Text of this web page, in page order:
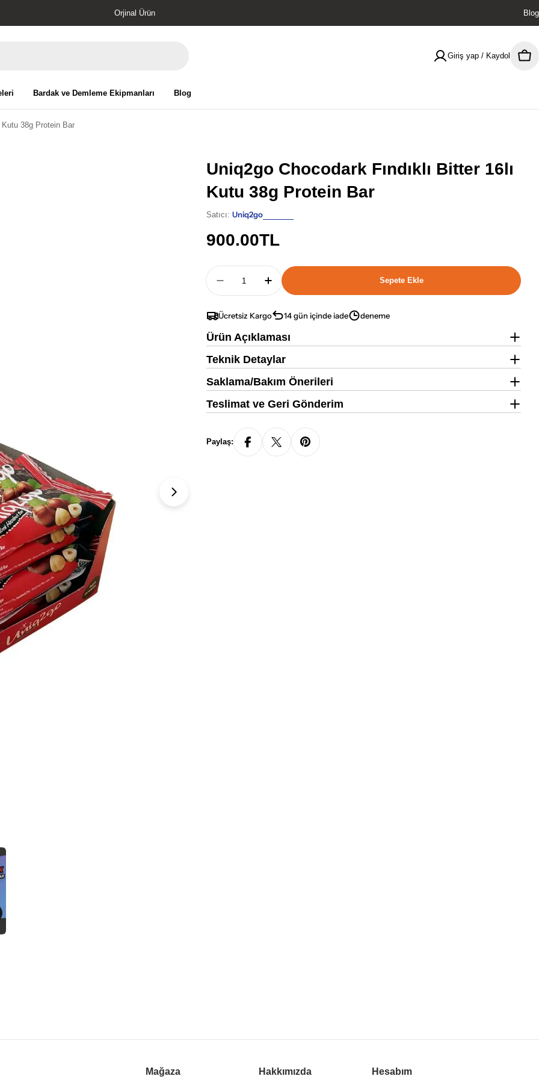
Orjinal Ürün Blog
Giriş yap / Kaydol
Bardak ve Demleme Ekipmanları Blog
Kutu 38g Protein Bar
Uniq2go Chocodark Fındıklı Bitter 16lı
Kutu 38g Protein Bar
Satıcı: Uniq2go
Normal
fiyat
900.00TL
Adet
Uniq2go Chocodark Fındıklı Bitter 16lı Kutu 38g Protein Bar
Uniq2go Chocodark Fındıklı Bitter 16lı Kutu 38g
Sepete Ekle
Ücretsiz Kargo 14 gün içinde iade deneme
Ürün Açıklaması
Teknik Detaylar
Saklama/Bakım Önerileri
Teslimat ve Geri Gönderim
Paylaş:
Mağaza Hakkımızda Hesabım